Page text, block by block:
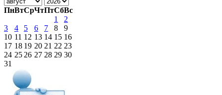
ПнВтСрЧтПтСбВс
1
2
3
4 5 6 7 8
9
10 11 12 13 14 15 16
17 18 19 20 21 22 23
24 25 26 27 28 29 30
31